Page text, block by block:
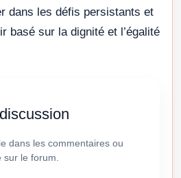
dans les défis persistants et
basé sur la dignité et l’égalité
dans les commentaires ou
sur le forum.